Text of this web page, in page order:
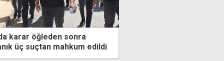
karar öğleden sonra
üç suçtan mahkum edildi